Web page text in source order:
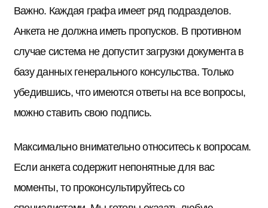
Важно. Каждая графа имеет ряд подразделов.
Анкета не должна иметь пропусков. В противном
случае система не допустит загрузки документа в
базу данных генерального консульства. Только
убедившись, что имеются ответы на все вопросы,
можно ставить свою подпись.
Максимально внимательно относитесь к вопросам.
Если анкета содержит непонятные для вас
моменты, то проконсультируйтесь со